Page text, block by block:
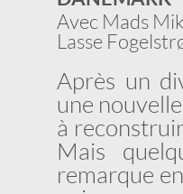
Avec Mads
Lasse
Après un
une
à
Mais
remarque